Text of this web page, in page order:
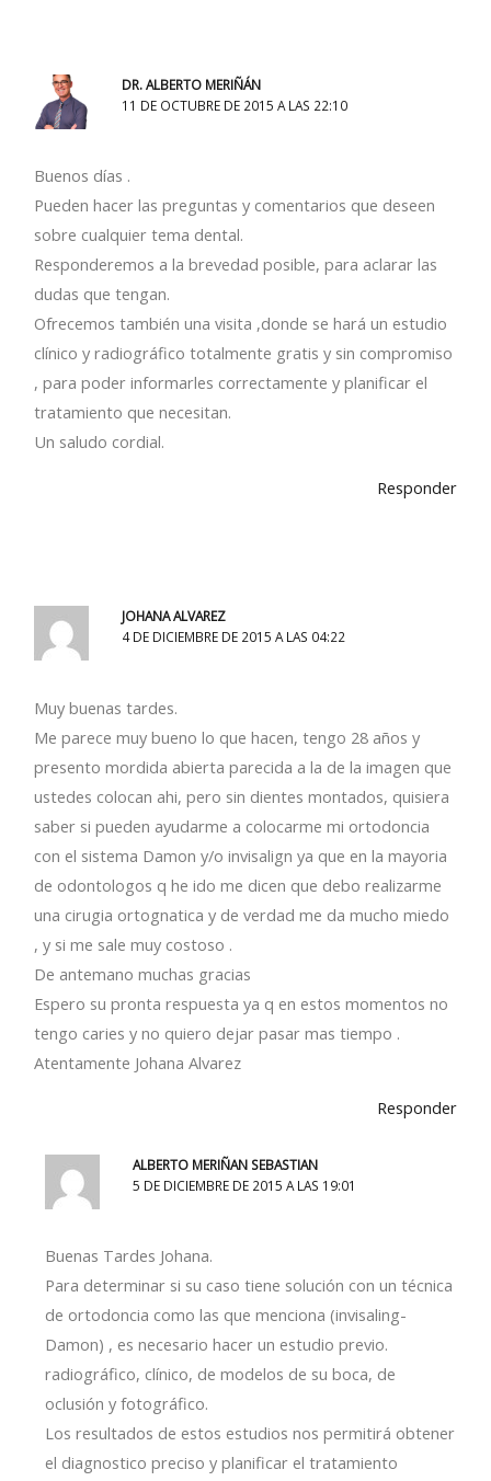
DR. ALBERTO MERIÑÁN
11 DE OCTUBRE DE 2015 A LAS 22:10
Buenos días .
Pueden hacer las preguntas y comentarios que deseen
sobre cualquier tema dental.
Responderemos a la brevedad posible, para aclarar las
dudas que tengan.
Ofrecemos también una visita ,donde se hará un estudio
clínico y radiográfico totalmente gratis y sin compromiso
, para poder informarles correctamente y planificar el
tratamiento que necesitan.
Un saludo cordial.
Responder
JOHANA ALVAREZ
4 DE DICIEMBRE DE 2015 A LAS 04:22
Muy buenas tardes.
Me parece muy bueno lo que hacen, tengo 28 años y
presento mordida abierta parecida a la de la imagen que
ustedes colocan ahi, pero sin dientes montados, quisiera
saber si pueden ayudarme a colocarme mi ortodoncia
con el sistema Damon y/o invisalign ya que en la mayoria
de odontologos q he ido me dicen que debo realizarme
una cirugia ortognatica y de verdad me da mucho miedo
, y si me sale muy costoso .
De antemano muchas gracias
Espero su pronta respuesta ya q en estos momentos no
tengo caries y no quiero dejar pasar mas tiempo .
Atentamente Johana Alvarez
Responder
ALBERTO MERIÑAN SEBASTIAN
5 DE DICIEMBRE DE 2015 A LAS 19:01
Buenas Tardes Johana.
Para determinar si su caso tiene solución con un técnica
de ortodoncia como las que menciona (invisaling-
Damon) , es necesario hacer un estudio previo.
radiográfico, clínico, de modelos de su boca, de
oclusión y fotográfico.
Los resultados de estos estudios nos permitirá obtener
el diagnostico preciso y planificar el tratamiento